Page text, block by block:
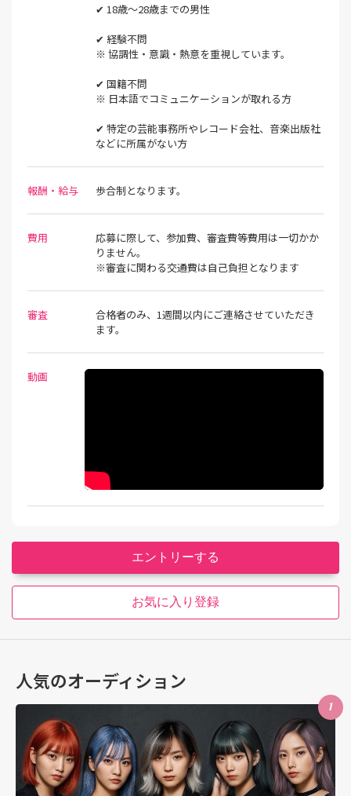
✔ 18歳～28歳までの男性
✔ 経験不問
※ 協調性・意識・熱意を重視しています。
✔ 国籍不問
※ 日本語でコミュニケーションが取れる方
✔ 特定の芸能事務所やレコード会社、音楽出版社
などに所属がない方
報酬・給与 歩合制となります。
費用
応募に際して、参加費、審査費等費用は一切かか
りません。
※審査に関わる交通費は自己負担となります
審査
合格者のみ、1週間以内にご連絡させていただき
ます。
動画
エントリーする
お気に入り登録
人気のオーディション
1